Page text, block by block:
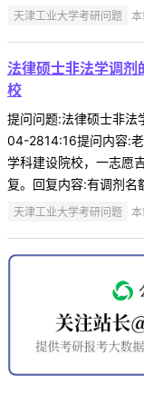
天津工业大学考研问题
法律硕士非法学调
校
提问问题:法律硕士非
04-2814:16提问内容:
学科建设院校，一志愿
复。回复内容:有调剂名
天津工业大学考研问题